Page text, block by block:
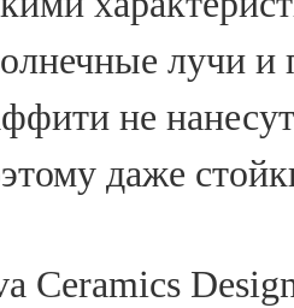
лучи
не
даже
Ceramics